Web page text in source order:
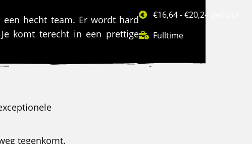
hecht team. Er wordt hard
komt terecht in een prettige
€16,64 - €20,24 per uur
Fulltime
tegenkomt.